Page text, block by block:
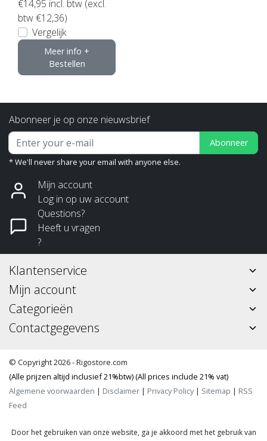
€14,95 incl. btw (excl.
btw €12,36)
Vergelijk
Meer info +
Bestellen
Abonneer je op onze nieuwsbrief
Abonneer
* We'll never share your email with anyone else.
Mijn account
Log in op uw account
Questions?
Heeft u vragen
?
Klantenservice
Mijn account
Categorieën
Contactgegevens
© Copyright 2026 - Rigostore.com
(Alle prijzen altijd inclusief 21%btw) (All prices include 21% vat)
Algemene voorwaarden | Disclaimer | Privacy Policy| Sitemap | RSS
Feed
Door het gebruiken van onze website, ga je akkoord met het gebruik van